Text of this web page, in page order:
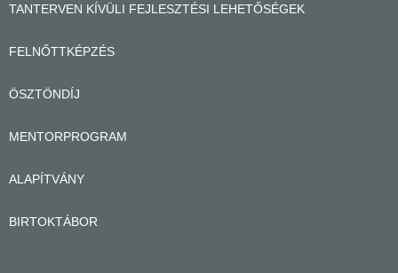
TANTERVEN KÍVÜLI FEJLESZTÉSI LEHETŐSÉGEK
FELNŐTTKÉPZÉS
ÖSZTÖNDÍJ
MENTORPROGRAM
ALAPÍTVÁNY
BIRTOKTÁBOR